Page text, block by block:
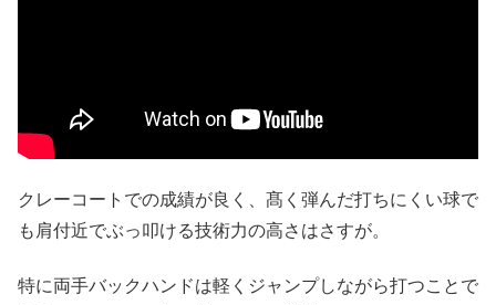
クレーコートでの成績が良く、髙く弾んだ打ちにくい球で
も肩付近でぶっ叩ける技術力の高さはさすが。
特に両手バックハンドは軽くジャンプしながら打つことで